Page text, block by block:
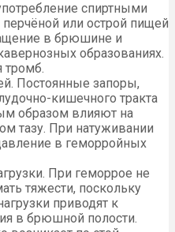
спиртными
или острой пищей
в брюшине и
образованиях.
тромб.
Постоянные запоры,
кишечного тракта
образом влияют на
тазу. При натуживании
в геморройных
При геморрое не
тяжести, поскольку
приводят к
в брюшной полости.